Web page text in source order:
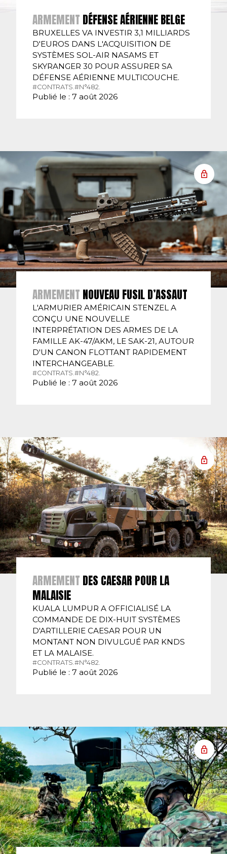
ARMEMENT DÉFENSE AÉRIENNE BELGE
BRUXELLES VA INVESTIR 3,1 MILLIARDS
D'EUROS DANS L'ACQUISITION DE
SYSTÈMES SOL-AIR NASAMS ET
SKYRANGER 30 POUR ASSURER SA
DÉFENSE AÉRIENNE MULTICOUCHE.
#CONTRATS.#N°482.
Publié le : 7 août 2026
ARMEMENT NOUVEAU FUSIL D’ASSAUT
L'ARMURIER AMÉRICAIN STENZEL A
CONÇU UNE NOUVELLE
INTERPRÉTATION DES ARMES DE LA
FAMILLE AK-47/AKM, LE SAK-21, AUTOUR
D'UN CANON FLOTTANT RAPIDEMENT
INTERCHANGEABLE.
#CONTRATS.#N°482.
Publié le : 7 août 2026
ARMEMENT DES CAESAR POUR LA
MALAISIE
KUALA LUMPUR A OFFICIALISÉ LA
COMMANDE DE DIX-HUIT SYSTÈMES
D'ARTILLERIE CAESAR POUR UN
MONTANT NON DIVULGUÉ PAR KNDS
ET LA MALAISE.
#CONTRATS. #N°482.
Publié le : 7 août 2026